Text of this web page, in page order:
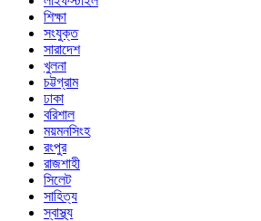
শিক্ষা
সংযুক্ত
সারাদেশ
খুলনা
চট্টগ্রাম
ঢাকা
বরিশাল
ময়মনসিংহ
রংপুর
রাজশাহী
সিলেট
সাহিত্য
স্বাস্থ্য